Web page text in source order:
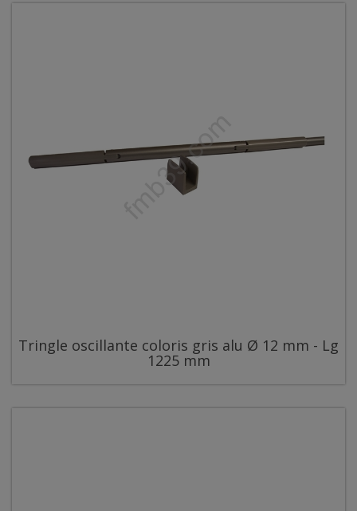
Tringle oscillante coloris gris alu Ø 12 mm - Lg
1225 mm